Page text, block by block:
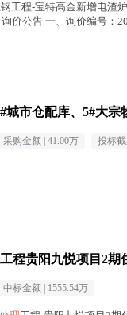
工程-宝特高金新增电渣
价公告 一、询价编号：
市仓配库、5#大宗
采购金额 | 41.00万 投标
工程贵阳九悦项目2期
中标金额 | 1555.54万